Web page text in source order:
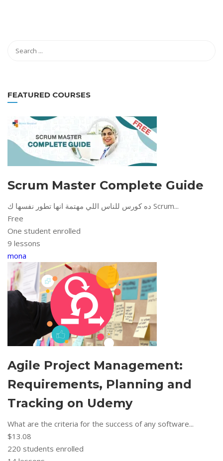
FEATURED COURSES
Scrum Master Complete Guide
ده كورس للناس اللي مهتمة انها تطور نفسها ك Scrum...
Free
One student enrolled
9 lessons
mona
Agile Project Management:
Requirements, Planning and
Tracking on Udemy
What are the criteria for the success of any software...
$13.08
220 students enrolled